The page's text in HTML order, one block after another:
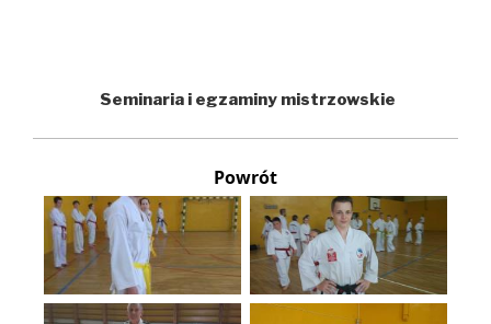
Seminaria i egzaminy mistrzowskie
Powrót